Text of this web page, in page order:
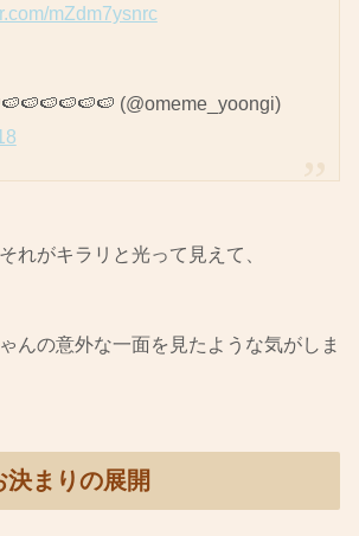
mZdm7ysnrc
(@omeme_yoongi)
れがキラリと光って見えて、
んの意外な一面を見たような気がしま
まりの展開